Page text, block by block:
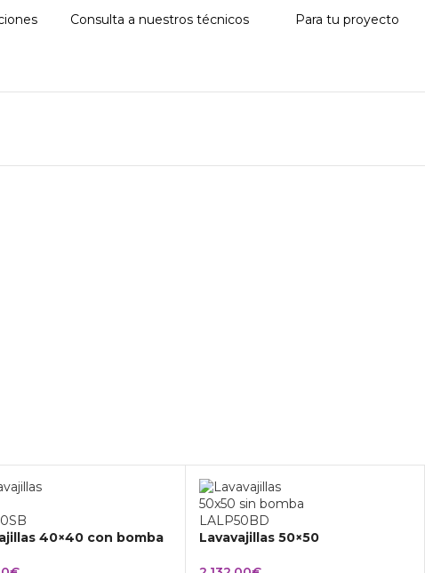
Consulta a nuestros técnicos Para tu proyecto
40×40 con bomba Lavavajillas 50×50